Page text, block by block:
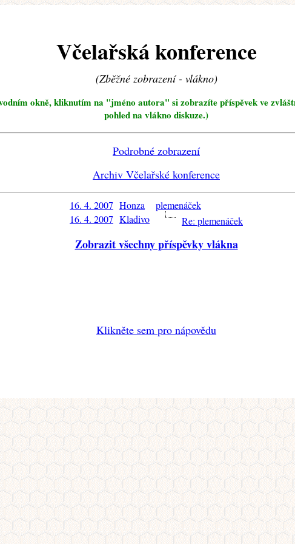
Včelařská konference
(Zběžné zobrazení - vlákno)
okně, kliknutím na "jméno autora" si zobrazíte příspěvek ve
pohled na vlákno diskuze.)
Podrobné zobrazení
Archiv Včelařské konference
16. 4. 2007 Honza
plemenáček
16. 4. 2007 Kladivo Re: plemenáček
Zobrazit všechny příspěvky vlákna
Klikněte sem pro nápovědu